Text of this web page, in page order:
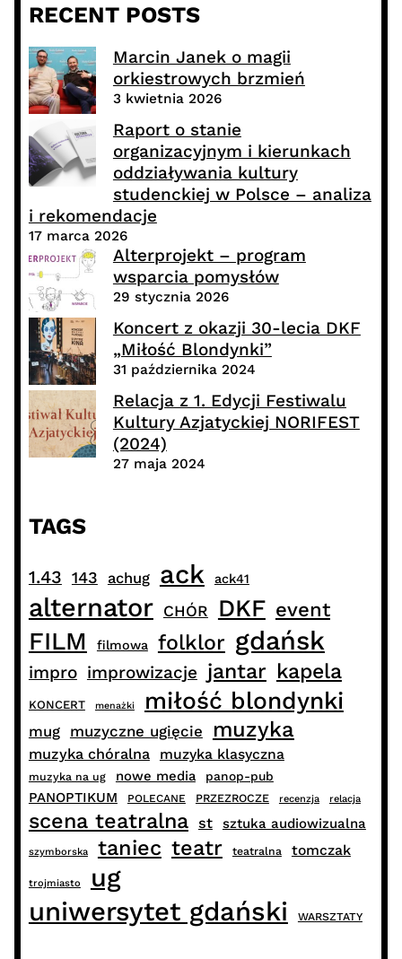
RECENT POSTS
Marcin Janek o magii
orkiestrowych brzmień
3 kwietnia 2026
Raport o stanie
organizacyjnym i kierunkach
oddziaływania kultury
studenckiej w Polsce – analiza
i rekomendacje
17 marca 2026
Alterprojekt – program
wsparcia pomysłów
29 stycznia 2026
Koncert z okazji 30-lecia DKF
„Miłość Blondynki”
31 października 2024
Relacja z 1. Edycji Festiwalu
Kultury Azjatyckiej NORIFEST
(2024)
27 maja 2024
TAGS
1.43 143 achug ack ack41
alternator CHÓR DKF event
FILM filmowa folklor gdańsk
impro improwizacje jantar kapela
KONCERT menażki miłość blondynki
mug muzyczne ugięcie muzyka
muzyka chóralna muzyka klasyczna
muzyka na ug nowe media panop-pub
PANOPTIKUM POLECANE PRZEZROCZE recenzja relacja
scena teatralna st sztuka audiowizualna
szymborska taniec teatr teatralna tomczak
trojmiasto
ug
uniwersytet gdański
WARSZTATY